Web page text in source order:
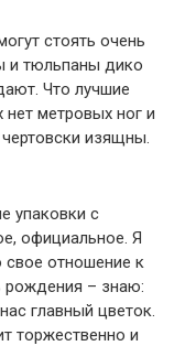
стоять очень
и тюльпаны дико
Что лучшие
метровых ног и
изящны.
упаковки с
официальное. Я
отношение к
– знаю:
главный цветок.
торжественно и